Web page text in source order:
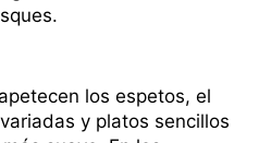
los espetos, el
y platos sencillos